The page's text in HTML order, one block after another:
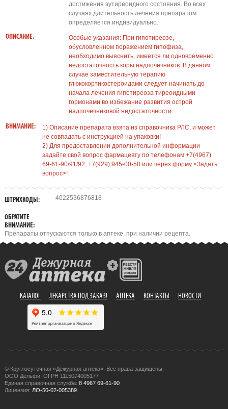
достижения эутиреоидного состояния. Во всех
случаях длительность лечения препаратом
определяется индивидуально.
ОПИСАНИЕ.
Особые указания: При гипотиреозе,
обусловленном поражением гипофиза,
необходимо выяснить, имеется ли одновременно
недостаточность коры надпочечников. В данном
случае заместительную терапию
глюкокортикостероидами следует начинать до
начала лечения гипотиреоза тиреоидными
гормонами во избежание развития острой
надпочечниковой недостаточности.
ВНИМАНИЕ:
1) Описание препарата взята из справочника РЛС, и может
не совпадать с инструкцией на упаковки!
2) Для предоставлении дополнительной информации
задайте свой вопрос фармацевту по телефонам +7(4967)
69-61-90/91/92, +7(929) 945-00-50 или через форму <Задать
вопрос>!
ШТРИХКОДЫ: 4022536876818
ОБРАТИТЕ
ВНИМАНИЕ:
Препараты отпускаются только в аптеке, при наличии рецепта.
КАТАЛОГ ЛЕКАРСТВА ПОД ЗАКАЗ! АПТЕКА КОНТАКТЫ НОВОСТИ
© Круглосуточная «Дежурная аптека». Все права защищены.
ООО Дельфи, ОГРН 1115074005177
Единая справочная служба: 8 4967 69-61-90
Лицензия: ЛО-50-02-005389